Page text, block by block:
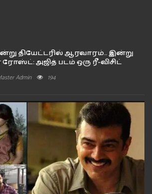
அன்று தியேட்டரில் ஆரவாரம்.. இன்று
அஜித் படம் ஒரு ரீ-விசிட்
Admin 194